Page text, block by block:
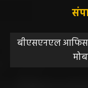
बीएसएनएल आफिस